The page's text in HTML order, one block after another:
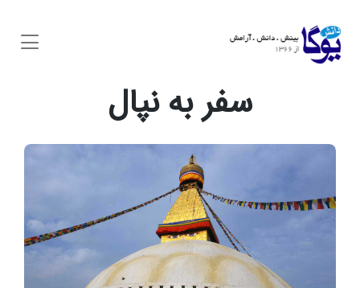
سفر بهنپال